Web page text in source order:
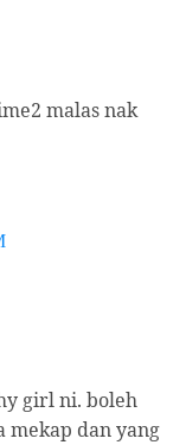
malas nak
girl ni. boleh
mekap dan yang